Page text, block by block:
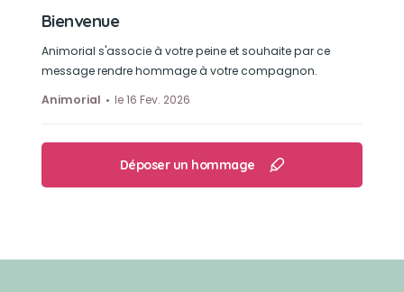
Bienvenue
Animorial s'associe à votre peine et souhaite par ce
message rendre hommage à votre compagnon.
Animorial
le 16 Fev. 2026
Déposer un hommage